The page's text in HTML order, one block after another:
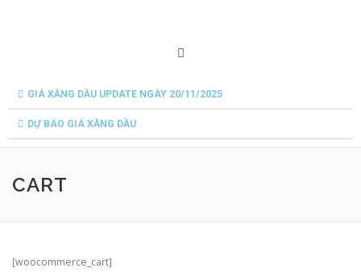
GIÁ XĂNG DẦU UPDATE NGÀY 20/11/2025
DỰ BÁO GIÁ XĂNG DẦU
CART
[woocommerce_cart]